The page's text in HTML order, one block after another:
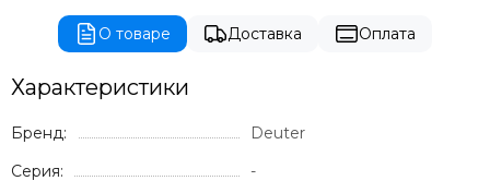
О товаре Доставка Оплата
Характеристики
Бренд:
Deuter
Серия:
-